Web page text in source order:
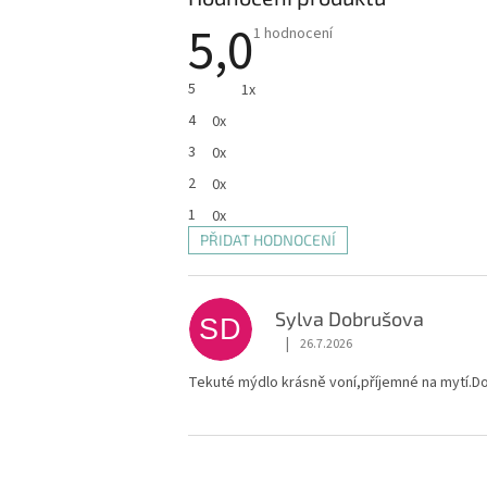
5,0Průměrné
5,0
1 hodnocení
5
1x
4
0x
3
0x
2
0x
1
0x
PŘIDAT HODNOCENÍ
ý
p
i
s
o
SD Sylva Dobrušova
Hodnocení produktu je 5 z 5
| 26.7.2026
Tekuté mýdlo krásně voní,příjemné na